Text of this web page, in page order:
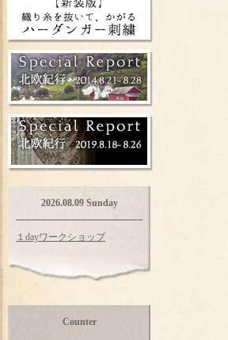
2026.08.09 Sunday
１dayワークショップ
Counter